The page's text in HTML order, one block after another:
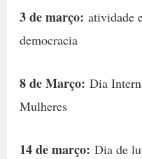
3 de março: atividade
democracia
8 de Março: Dia
Mulheres
14 de março: Dia de